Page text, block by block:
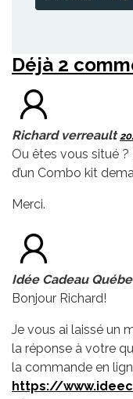
Déjà 2
Richard verreault
Ou êtes vous situé
d’un Combo kit
Merci.
Idée Cadeau
Bonjour Richard!
Je vous ai laissé un
la réponse à votre
la commande en
https://